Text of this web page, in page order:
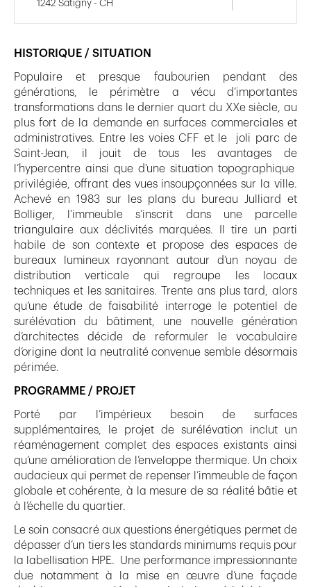
HISTORIQUE / SITUATION
Populaire et presque faubourien pendant des
générations, le périmètre a vécu d’importantes
transformations dans le dernier quart du XXe siècle, au
plus fort de la demande en surfaces commerciales et
administratives. Entre les voies CFF et le joli parc de
Saint-Jean, il jouit de tous les avantages de
l’hypercentre ainsi que d’une situation topographique
privilégiée, offrant des vues insoupçonnées sur la ville.
Achevé en 1983 sur les plans du bureau Julliard et
Bolliger, l’immeuble s’inscrit dans une parcelle
triangulaire aux déclivités marquées. Il tire un parti
habile de son contexte et propose des espaces de
bureaux lumineux rayonnant autour d’un noyau de
distribution verticale qui regroupe les locaux
techniques et les sanitaires. Trente ans plus tard, alors
qu’une étude de faisabilité interroge le potentiel de
surélévation du bâtiment, une nouvelle génération
d’architectes décide de reformuler le vocabulaire
d’origine dont la neutralité convenue semble désormais
périmée.
PROGRAMME / PROJET
Porté par l’impérieux besoin de surfaces
supplémentaires, le projet de surélévation inclut un
réaménagement complet des espaces existants ainsi
qu’une amélioration de l’enveloppe thermique. Un choix
audacieux qui permet de repenser l’immeuble de façon
globale et cohérente, à la mesure de sa réalité bâtie et
à l’échelle du quartier.
Le soin consacré aux questions énergétiques permet de
dépasser d’un tiers les standards minimums requis pour
la labellisation HPE. Une performance impressionnante
due notamment à la mise en œuvre d’une façade
1242 Satigny - CH